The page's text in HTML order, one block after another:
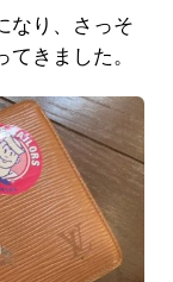
なり、さっそ
きました。